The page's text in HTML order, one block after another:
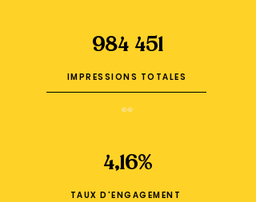
984 451
IMPRESSIONS TOTALES
👀
4,16%
TAUX D'ENGAGEMENT